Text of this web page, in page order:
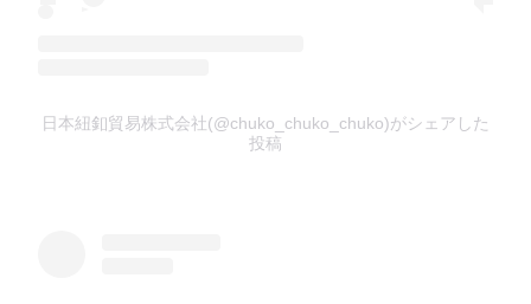
日本紐釦貿易株式会社(@chuko_chuko_chuko)がシェアした
投稿